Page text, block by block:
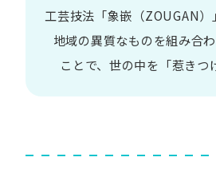
工芸技法​「象嵌​（ZOUGAN）
地域の​異質な​ものを​組み合わ
ことで、 世の​中を​「惹きつ